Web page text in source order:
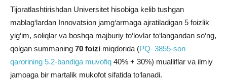
Tijoratlashtirishdan Universitet hisobiga kelib tushgan
mablag‘lardan Innovatsion jamg‘armaga ajratiladigan 5 foizlik
yig‘im, soliqlar va boshqa majburiy to‘lovlar to‘langandan so‘ng,
qolgan summaning 70 foizi miqdorida (PQ–3855-son
qarorining 5.2-bandiga muvofiq 40% + 30%) mualliflar va ilmiy
jamoaga bir martalik mukofot sifatida to‘lanadi.